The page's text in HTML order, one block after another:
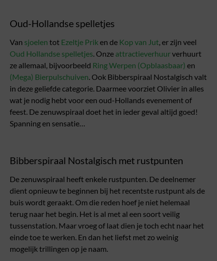
Oud-Hollandse spelletjes
Van sjoelen tot Ezeltje Priken de Kop van Jut, er zijn veel
Oud Hollandse spelletjes. Onze attractieverhuurverhuurt
ze allemaal, bijvoorbeeld Ring Werpen (Opblaasbaar) en
(Mega) Bierpulschuiven. Ook Bibberspiraal Nostalgisch valt
in deze geliefde categorie. Daarmee voorziet Olivier in alles
wat je nodig hebt voor een oud-Hollands evenement of
feest. De zenuwspiraal doet het in ieder geval altijd goed!
Spanning en sensatie…
Bibberspiraal Nostalgisch met rustpunten
De zenuwspiraal heeft enkele rustpunten. De deelnemer
dient opnieuw te beginnen bij het recentste rustpunt als de
buis wordt geraakt. Om die reden hoef je niet helemaal
terug naar het begin. Het is al met al een soort veilig
tussenstation. Maar vroeg of laat dien je toch echt naar het
einde toe te werken. En dan het liefst met zo weinig
mogelijk trillingen op je naam.